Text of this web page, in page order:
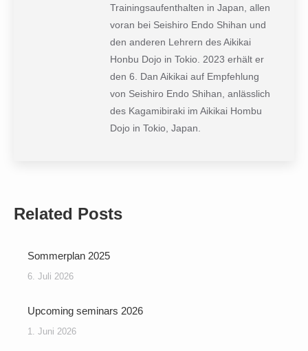
Trainingsaufenthalten in Japan, allen
voran bei Seishiro Endo Shihan und
den anderen Lehrern des Aikikai
Honbu Dojo in Tokio. 2023 erhält er
den 6. Dan Aikikai auf Empfehlung
von Seishiro Endo Shihan, anlässlich
des Kagamibiraki im Aikikai Hombu
Dojo in Tokio, Japan.
Related Posts
Sommerplan 2025
6. Juli 2026
Upcoming seminars 2026
1. Juni 2026